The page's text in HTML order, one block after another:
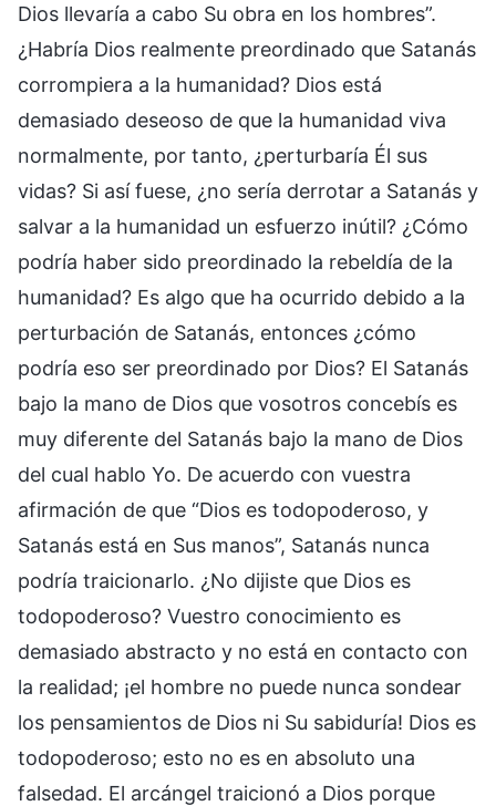
Dios llevaría a cabo Su obra en los hombres”.
¿Habría Dios realmente preordinado que Satanás
corrompiera a la humanidad? Dios está
demasiado deseoso de que la humanidad viva
normalmente, por tanto, ¿perturbaría Él sus
vidas? Si así fuese, ¿no sería derrotar a Satanás y
salvar a la humanidad un esfuerzo inútil? ¿Cómo
podría haber sido preordinado la rebeldía de la
humanidad? Es algo que ha ocurrido debido a la
perturbación de Satanás, entonces ¿cómo
podría eso ser preordinado por Dios? El Satanás
bajo la mano de Dios que vosotros concebís es
muy diferente del Satanás bajo la mano de Dios
del cual hablo Yo. De acuerdo con vuestra
afirmación de que “Dios es todopoderoso, y
Satanás está en Sus manos”, Satanás nunca
podría traicionarlo. ¿No dijiste que Dios es
todopoderoso? Vuestro conocimiento es
demasiado abstracto y no está en contacto con
la realidad; ¡el hombre no puede nunca sondear
los pensamientos de Dios ni Su sabiduría! Dios es
todopoderoso; esto no es en absoluto una
falsedad. El arcángel traicionó a Dios porque